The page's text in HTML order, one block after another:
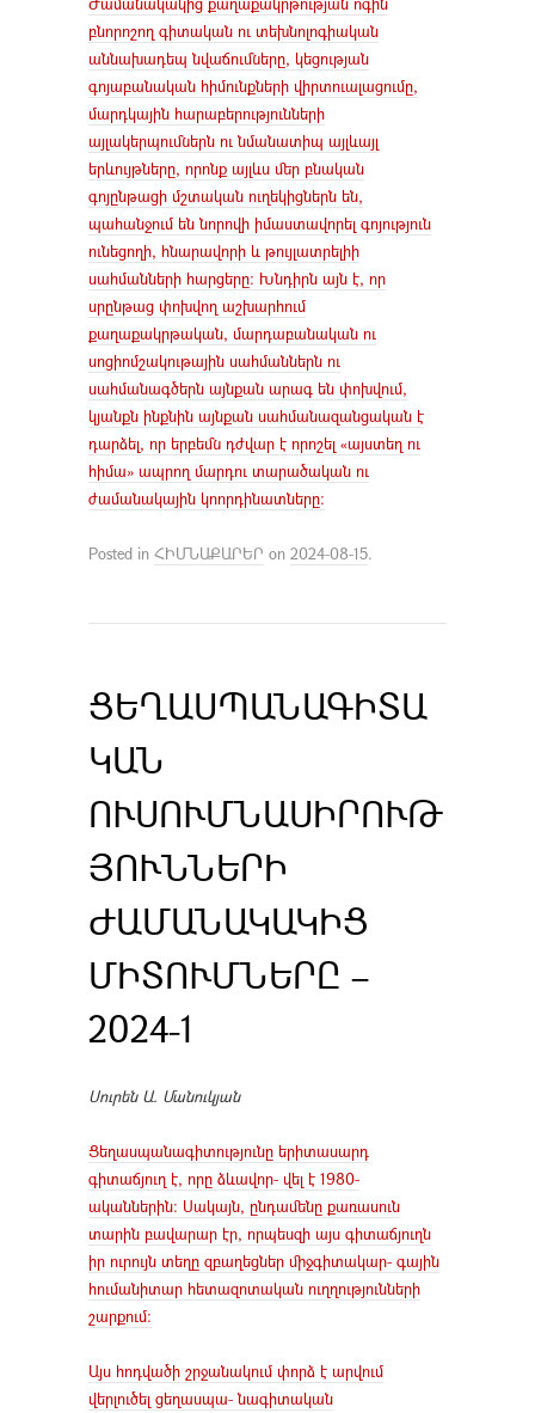
բնորոշող գիտական ու տեխնոլոգիական
աննախադեպ նվաճումները, կեցության
գոյաբանական հիմունքների վիրտուալացումը,
մարդկային հարաբերությունների
այլակերպումներն ու նմանատիպ այլևայլ
երևույթները, որոնք այլևս մեր բնական
գոյընթացի մշտական ուղեկիցներն են,
պահանջում են նորովի իմաստավորել գոյություն
ունեցողի, հնարավորի և թույլատրելիի
սահմանների հարցերը։ Խնդիրն այն է, որ
սրընթաց փոխվող աշխարհում
քաղաքակրթական, մարդաբանական ու
սոցիոմշակութային սահմաններն ու
սահմանագծերն այնքան արագ են փոխվում,
կյանքն ինքնին այնքան սահմանազանցական է
դարձել, որ երբեմն դժվար է որոշել «այստեղ ու
հիմա» ապրող մարդու տարածական ու
ժամանակային կոորդինատները։
Posted in ՀԻՄՆԱՔԱՐԵՐ on 2024-08-15.
ՑԵՂԱՍՊԱՆԱԳԻՏԱ
ԿԱՆ
ՈՒՍՈՒՄՆԱՍԻՐՈՒԹ
ՅՈՒՆՆԵՐԻ
ԺԱՄԱՆԱԿԱԿԻՑ
ՄԻՏՈՒՄՆԵՐԸ –
2024-1
Սուրեն Ա. Մանուկյան
Ցեղասպանագիտությունը երիտասարդ
գիտաճյուղ է, որը ձևավոր- վել է 1980-
ականներին: Սակայն, ընդամենը քառասուն
տարին բավարար էր, որպեսզի այս գիտաճյուղն
իր ուրույն տեղը զբաղեցներ միջգիտակար- գային
հումանիտար հետազոտական ուղղությունների
շարքում:
Այս հոդվածի շրջանակում փորձ է արվում
վերլուծել ցեղասպա- նագիտական